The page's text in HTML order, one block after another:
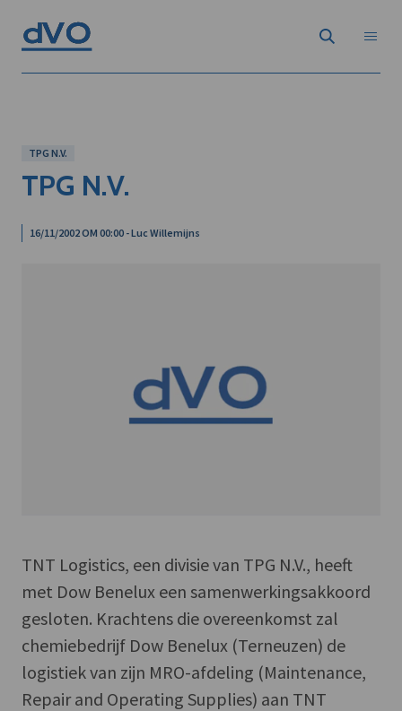
TPG N.V.
TPG N.V.
16/11/2002 OM 00:00 - Luc Willemijns
TNT Logistics, een divisie van TPG N.V., heeft
met Dow Benelux een samenwerkingsakkoord
gesloten. Krachtens die overeenkomst zal
chemiebedrijf Dow Benelux (Terneuzen) de
logistiek van zijn MRO-afdeling (Maintenance,
Repair and Operating Supplies) aan TNT